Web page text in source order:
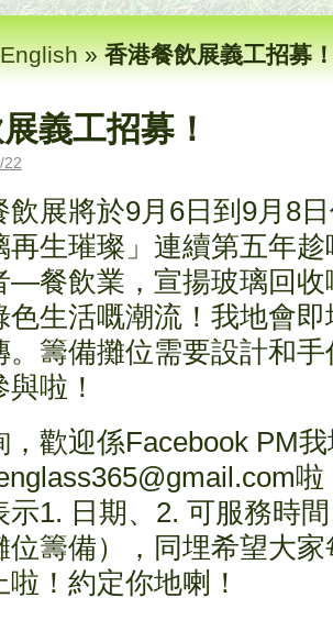
English»香港餐飲展義工招募
義工招募！
22
飲展將於9月6日到9月8
再生璀璨」連續第五年
—餐飲業，宣揚玻璃回
色生活嘅潮流！我地會
。籌備攤位需要設計和
啦！
，歡迎係Facebook PM
啦
示1. 日期、2. 可服務時
位籌備），同埋希望大
！約定你地喇！